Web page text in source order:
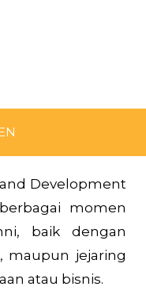
Development
momen
baik dengan
maupun jejaring
atau bisnis.